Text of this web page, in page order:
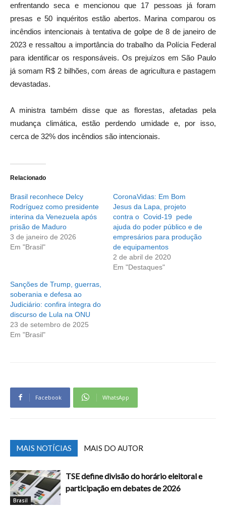
enfrentando seca e mencionou que 17 pessoas já foram
presas e 50 inquéritos estão abertos. Marina comparou os
incêndios intencionais à tentativa de golpe de 8 de janeiro de
2023 e ressaltou a importância do trabalho da Polícia Federal
para identificar os responsáveis. Os prejuízos em São Paulo
já somam R$ 2 bilhões, com áreas de agricultura e pastagem
devastadas.
A ministra também disse que as florestas, afetadas pela
mudança climática, estão perdendo umidade e, por isso,
cerca de 32% dos incêndios são intencionais.
Relacionado
Brasil reconhece Delcy
Rodríguez como presidente
interina da Venezuela após
prisão de Maduro
3 de janeiro de 2026
Em "Brasil"
CoronaVidas: Em Bom
Jesus da Lapa, projeto
contra o Covid-19 pede
ajuda do poder público e de
empresários para produção
de equipamentos
2 de abril de 2020
Em "Destaques"
Sanções de Trump, guerras,
soberania e defesa ao
Judiciário: confira íntegra do
discurso de Lula na ONU
23 de setembro de 2025
Em "Brasil"
Facebook WhatsApp
MAIS NOTÍCIAS MAIS DO AUTOR
Brasil
TSE define divisão do horário eleitoral e
participação em debates de 2026